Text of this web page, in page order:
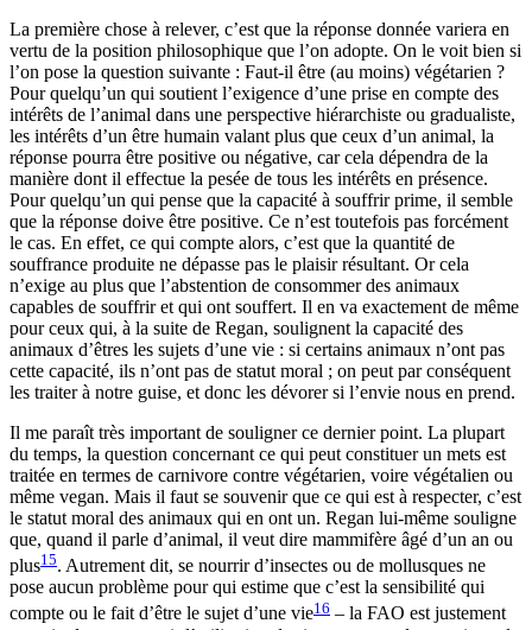
La première chose à relever, c’est que la réponse donnée variera en
vertu de la position philosophique que l’on adopte. On le voit bien si
l’on pose la question suivante : Faut-il être (au moins) végétarien ?
Pour quelqu’un qui soutient l’exigence d’une prise en compte des
intérêts de l’animal dans une perspective hiérarchiste ou gradualiste,
les intérêts d’un être humain valant plus que ceux d’un animal, la
réponse pourra être positive ou négative, car cela dépendra de la
manière dont il effectue la pesée de tous les intérêts en présence.
Pour quelqu’un qui pense que la capacité à souffrir prime, il semble
que la réponse doive être positive. Ce n’est toutefois pas forcément
le cas. En effet, ce qui compte alors, c’est que la quantité de
souffrance produite ne dépasse pas le plaisir résultant. Or cela
n’exige au plus que l’abstention de consommer des animaux
capables de souffrir et qui ont souffert. Il en va exactement de même
pour ceux qui, à la suite de Regan, soulignent la capacité des
animaux d’êtres les sujets d’une vie : si certains animaux n’ont pas
cette capacité, ils n’ont pas de statut moral ; on peut par conséquent
les traiter à notre guise, et donc les dévorer si l’envie nous en prend.
Il me paraît très important de souligner ce dernier point. La plupart
du temps, la question concernant ce qui peut constituer un mets est
traitée en termes de carnivore contre végétarien, voire végétalien ou
même vegan. Mais il faut se souvenir que ce qui est à respecter, c’est
le statut moral des animaux qui en ont un. Regan lui-même souligne
que, quand il parle d’animal, il veut dire mammifère âgé d’un an ou
plus15. Autrement dit, se nourrir d’insectes ou de mollusques ne
pose aucun problème pour qui estime que c’est la sensibilité qui
compte ou le fait d’être le sujet d’une vie16 – la FAO est justement